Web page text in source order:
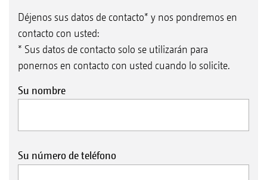
Déjenos sus datos de contacto* y nos pondremos en
contacto con usted:
* Sus datos de contacto solo se utilizarán para
ponernos en contacto con usted cuando lo solicite.
Su nombre
Su número de teléfono